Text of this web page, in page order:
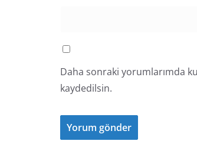
Daha sonraki yorumlarımda
kaydedilsin.